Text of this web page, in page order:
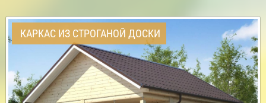
КАРКАС ИЗ СТРОГАНОЙ ДОСКИ